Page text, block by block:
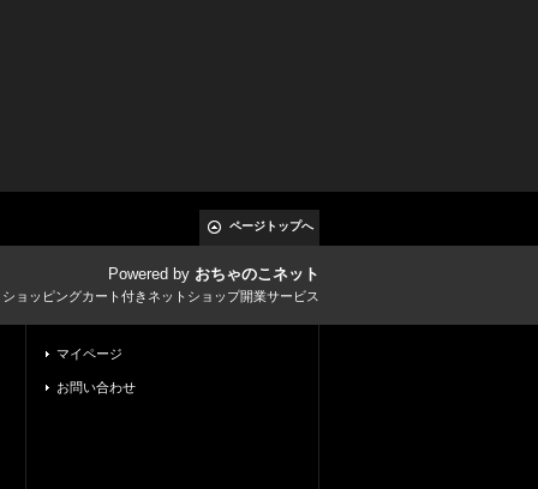
ページトップへ
Powered by おちゃのこネット
ョッピングカート付きネットショップ開業サービス
マイページ
お問い合わせ